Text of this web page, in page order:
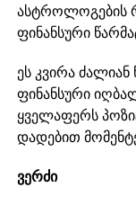
ასტროლოგების
ფინანსური
ეს კვირა
ფინანსური
ყველაფერს
დადებით
ვერძი